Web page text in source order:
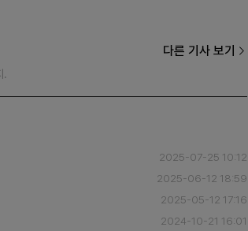
다른 기사 보기
.
2025-07-25 10:12
2025-06-12 18:59
2025-05-12 17:16
2024-10-21 16:01